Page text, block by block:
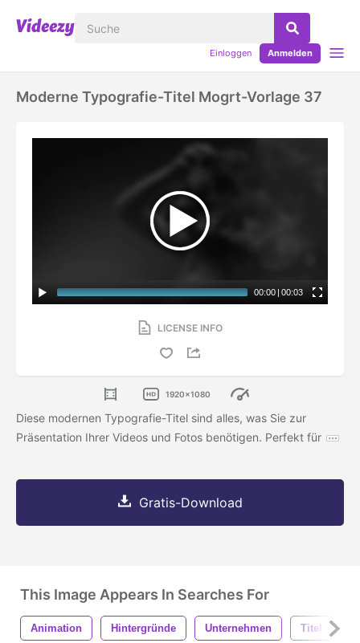
Einloggen Anmelden
Moderne Typografie-Titel Mogrt-Vorlage 37
00:00 | 00:03
LICENSE INFO
1920x1080
Diese modernen Typografie-Titel sind alles, was Sie zur
Präsentation Ihrer Videos und Fotos benötigen. Perfekt für
Gratis-Download
This Image Appears In Searches For
Animation Hintergründe Unternehmen Titel